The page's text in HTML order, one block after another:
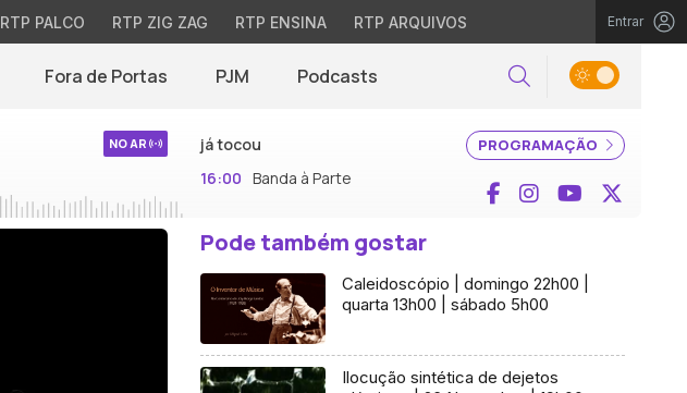
RTP PALCO RTP ZIG ZAG RTP ENSINA RTP ARQUIVOS Entrar
Fora de Portas PJM Podcasts Pesquisar
NO AR PROGRAMAÇÃO
já tocou
16:00 Banda à Parte Facebook
InstagramYouTube
Pode também gostar
Caleidoscópio | domingo 22h00 |
quarta 13h00 | sábado 5h00
Ilocução sintética de dejetos